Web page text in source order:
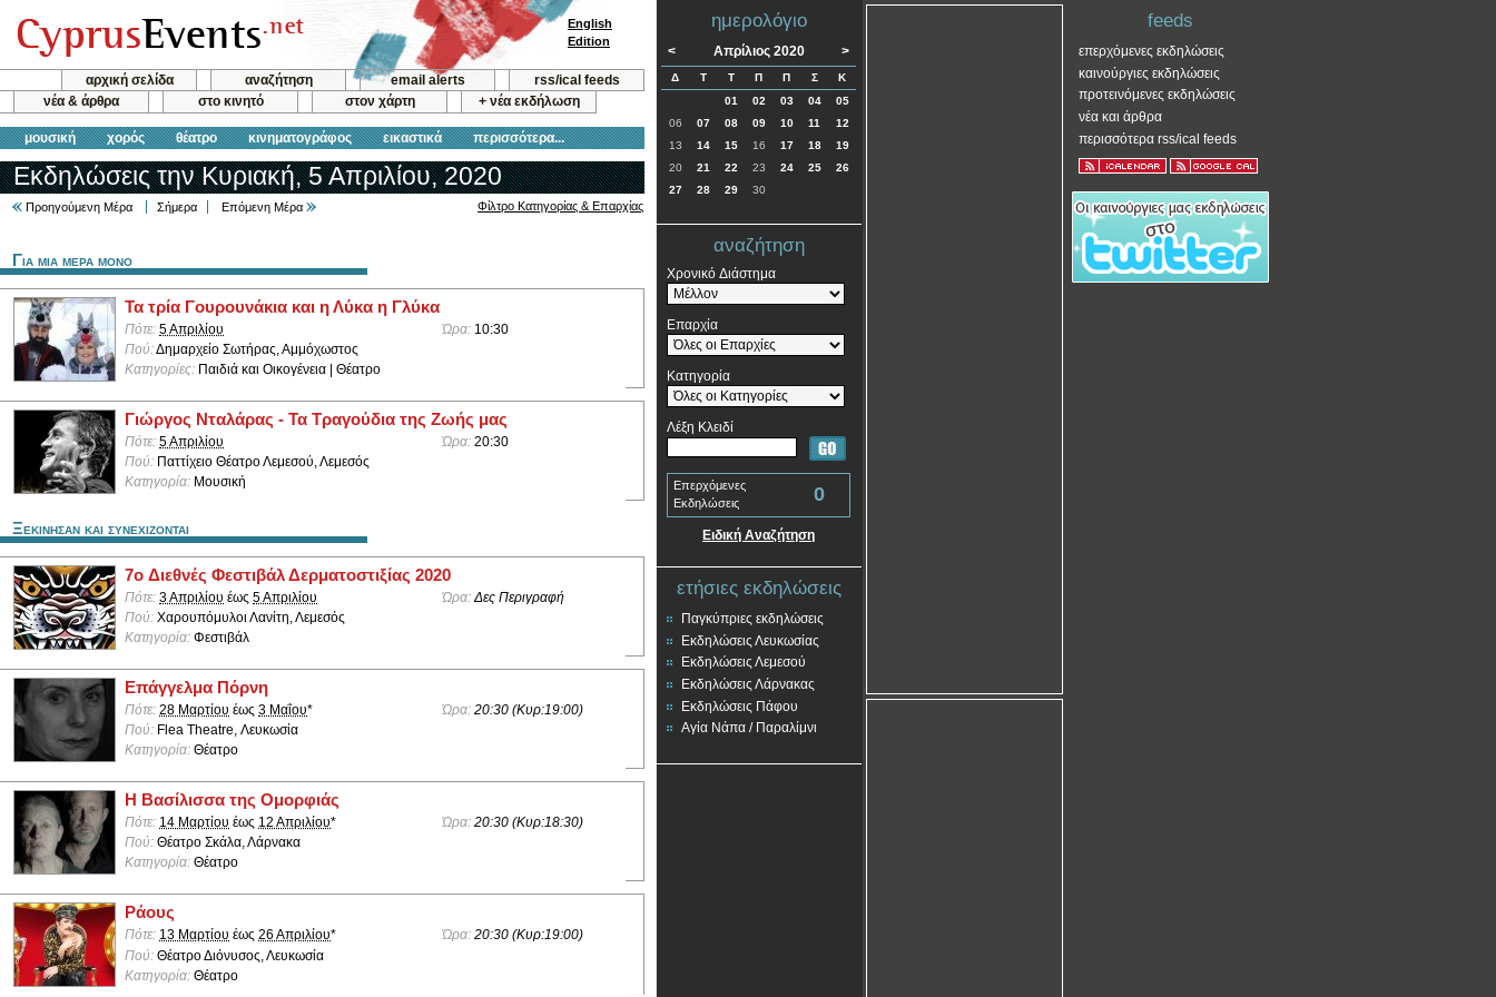
αρχική σελίδα αναζήτηση email alerts
rss/ical feeds
νέα & άρθρα
στο κινητό στον χάρτη + νέα εκδήλωση
μουσική χορός θέατρο κινηματογράφος εικαστικά περισσότερα...
English
Edition
Εκδηλώσεις την Κυριακή, 5 Απριλίου, 2020
Προηγούμενη Μέρα Σήμερα Επόμενη Μέρα Φίλτρο Κατηγορίας & Επαρχίας
Για μια μερα μονο
Τα τρία Γουρουνάκια και η Λύκα η Γλύκα
Πότε: 5 Απριλίου Ώρα: 10:30
Πού:Δημαρχείο Σωτήρας, Αμμόχωστος
Κατηγορίες: Παιδιά και Οικογένεια | Θέατρο
Γιώργος Νταλάρας - Τα Τραγούδια της Ζωής μας
Πότε: 5 Απριλίου Ώρα: 20:30
Πού: Παττίχειο Θέατρο Λεμεσού, Λεμεσός
Κατηγορία: Μουσική
Ξεκινησαν και συνεχιζονται
7o Διεθνές Φεστιβάλ Δερματοστιξίας 2020
Πότε: 3 Απριλίου έως 5 Απριλίου Ώρα:Δες Περιγραφή
Πού: Χαρουπόμυλοι Λανίτη, Λεμεσός
Κατηγορία: Φεστιβάλ
Επάγγελμα Πόρνη
Πότε: 28 Μαρτίου έως 3 Μαΐου* Ώρα: 20:30 (Κυρ:19:00)
Πού: Flea Theatre, Λευκωσία
Κατηγορία: Θέατρο
Η Βασίλισσα της Ομορφιάς
Πότε: 14 Μαρτίου έως 12 Απριλίου* Ώρα: 20:30 (Κυρ:18:30)
Πού: Θέατρο Σκάλα, Λάρνακα
Κατηγορία: Θέατρο
Ράους
Πότε: 13 Μαρτίου έως 26 Απριλίου* Ώρα: 20:30 (Κυρ:19:00)
Πού: Θέατρο Διόνυσος, Λευκωσία
Κατηγορία: Θέατρο
ημερολόγιο
< Απρίλιος 2020 >
Δ Τ Τ Π Π Σ
Κ
01
02 03 04
05
06
07 08 09 10 11
12
13
14 15 16 17 18
19
20
21 22 23 24 25
26
27
28 29 30
αναζήτηση
Χρονικό Διάστημα
Επαρχία
Κατηγορία
Λέξη Κλειδί
Επερχόμενες
Εκδηλώσεις
0
Ειδική Αναζήτηση
ετήσιες εκδηλώσεις
Παγκύπριες εκδηλώσεις
Εκδηλώσεις Λευκωσίας
Εκδηλώσεις Λεμεσού
Εκδηλώσεις Λάρνακας
Εκδηλώσεις Πάφου
Αγία Νάπα / Παραλίμνι
feeds
επερχόμενες εκδηλώσεις
καινούργιες εκδηλώσεις
προτεινόμενες εκδηλώσεις
νέα και άρθρα
περισσότερα rss/ical feeds